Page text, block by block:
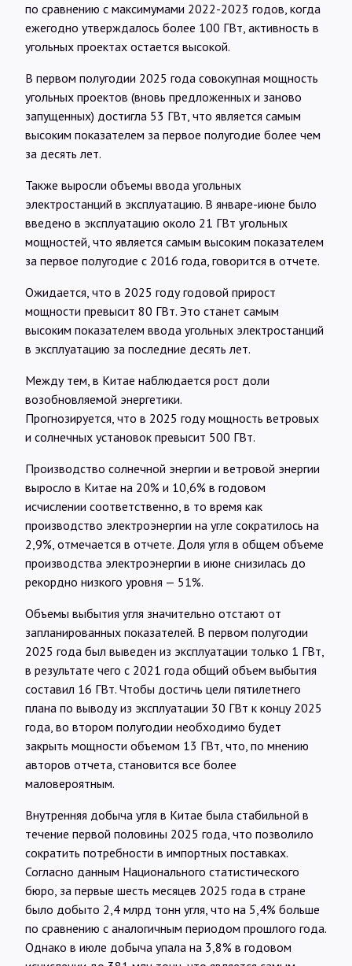
О нас
@Infotek_Russia
по сравнению с максимумами 2022-2023 годов, когда
ежегодно утверждалось более 100 ГВт, активность в
угольных проектах остается высокой.
В первом полугодии 2025 года совокупная мощность
угольных проектов (вновь предложенных и заново
запущенных) достигла 53 ГВт, что является самым
высоким показателем за первое полугодие более чем
за десять лет.
Также выросли объемы ввода угольных
электростанций в эксплуатацию. В январе-июне было
введено в эксплуатацию около 21 ГВт угольных
мощностей, что является самым высоким показателем
за первое полугодие с 2016 года, говорится в отчете.
Ожидается, что в 2025 году годовой прирост
мощности превысит 80 ГВт. Это станет самым
высоким показателем ввода угольных электростанций
в эксплуатацию за последние десять лет.
Между тем, в Китае наблюдается рост доли
возобновляемой энергетики.
Прогнозируется, что в 2025 году мощность ветровых
и солнечных установок превысит 500 ГВт.
Производство солнечной энергии и ветровой энергии
выросло в Китае на 20% и 10,6% в годовом
исчислении соответственно, в то время как
производство электроэнергии на угле сократилось на
2,9%, отмечается в отчете. Доля угля в общем объеме
производства электроэнергии в июне снизилась до
рекордно низкого уровня — 51%.
Объемы выбытия угля значительно отстают от
запланированных показателей. В первом полугодии
2025 года был выведен из эксплуатации только 1 ГВт,
в результате чего с 2021 года общий объем выбытия
составил 16 ГВт. Чтобы достичь цели пятилетнего
плана по выводу из эксплуатации 30 ГВт к концу 2025
года, во втором полугодии необходимо будет
закрыть мощности объемом 13 ГВт, что, по мнению
авторов отчета, становится все более
маловероятным.
Внутренняя добыча угля в Китае была стабильной в
течение первой половины 2025 года, что позволило
сократить потребности в импортных поставках.
Согласно данным Национального статистического
бюро, за первые шесть месяцев 2025 года в стране
было добыто 2,4 млрд тонн угля, что на 5,4% больше
по сравнению с аналогичным периодом прошлого года.
Однако в июле добыча упала на 3,8% в годовом